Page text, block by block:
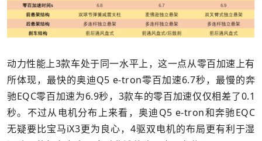
动力性能上3款车处于同一水平上，这一点从零百加速上有
所体现，最快的奥迪Q5 e-tron零百加速6.7秒，最慢的奔
驰EQC零百加速为6.9秒，3款车的零百加速仅仅相差了0.1
秒。不过从电机分布上来看，奥迪Q5 e-tron和奔驰EQC
无疑要比宝马iX3更为良心，4驱双电机的布局更有利于湿